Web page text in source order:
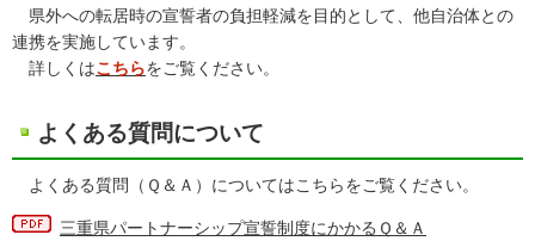
県外への転居時の宣誓者の負担軽減を目的として、他自治体との
連携を実施しています。
詳しくはこちらをご覧ください。
よくある質問について
よくある質問（Ｑ＆Ａ）についてはこちらをご覧ください。
三重県パートナーシップ宣誓制度にかかるＱ＆Ａ